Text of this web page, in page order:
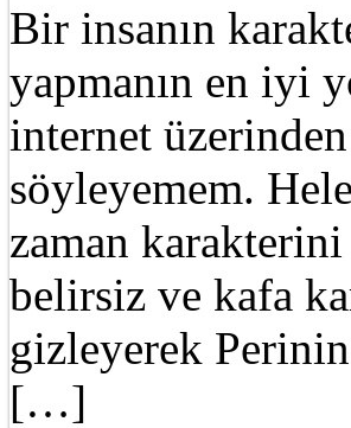
Bir insanın
yapmanın en iyi
internet
söyleyemem.
zaman
belirsiz ve kafa
gizleyerek
[…]